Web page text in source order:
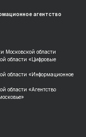
агентство
Московской области
области «Цифровые
области «Информационное
области «Агентство